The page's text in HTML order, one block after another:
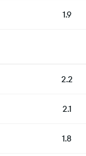
1.9
2.2
2.1
1.8